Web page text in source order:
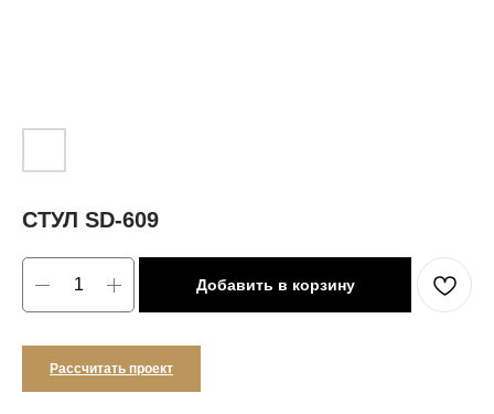
СТУЛ SD-609
Добавить в корзину
Рассчитать проект